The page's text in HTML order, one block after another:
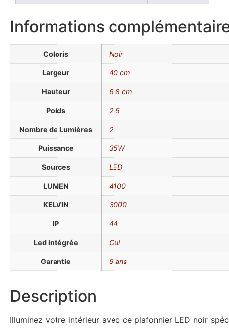
Informations
Coloris Noir
Largeur 40 cm
Hauteur 6.8 cm
Poids 2.5
Nombre de Lumières 2
Puissance 35W
Sources LED
LUMEN 4100
KELVIN 3000
IP 44
Led intégrée Oui
Garantie 5 ans
Description
Illuminez votre intérieur avec ce plafonnier LED noir